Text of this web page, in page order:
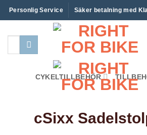
Skip
to
content
Personlig Service Säker betalning med
CYKELTILLBEHÖR
cSixx